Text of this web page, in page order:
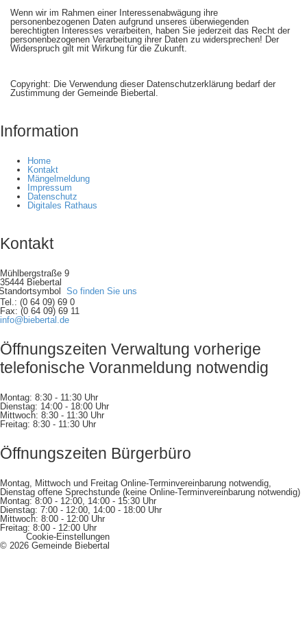
Wenn wir im Rahmen einer Interessenabwägung ihre
personenbezogenen Daten aufgrund unseres überwiegenden
berechtigten Interesses verarbeiten, haben Sie jederzeit das Recht der
personenbezogenen Verarbeitung ihrer Daten zu widersprechen! Der
Widerspruch gilt mit Wirkung für die Zukunft.
Copyright: Die Verwendung dieser Datenschutzerklärung bedarf der
Zustimmung der Gemeinde Biebertal.
Information
Home
Kontakt
Mängelmeldung
Impressum
Datenschutz
Digitales Rathaus
Kontakt
Mühlbergstraße 9
35444 Biebertal
So finden Sie uns
Tel.: (0 64 09) 69 0
Fax: (0 64 09) 69 11
info@biebertal.de
Öffnungszeiten Verwaltung vorherige
telefonische Voranmeldung notwendig
Montag: 8:30 - 11:30 Uhr
Dienstag: 14:00 - 18:00 Uhr
Mittwoch: 8:30 - 11:30 Uhr
Freitag: 8:30 - 11:30 Uhr
Öffnungszeiten Bürgerbüro
Montag, Mittwoch und Freitag Online-Terminvereinbarung notwendig,
Dienstag offene Sprechstunde (keine Online-Terminvereinbarung notwendig)
Montag: 8:00 - 12:00, 14:00 - 15:30 Uhr
Dienstag: 7:00 - 12:00, 14:00 - 18:00 Uhr
Mittwoch: 8:00 - 12:00 Uhr
Freitag: 8:00 - 12:00 Uhr
Cookie-Einstellungen
© 2026 Gemeinde Biebertal